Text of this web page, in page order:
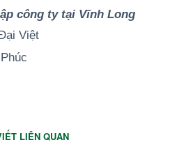
công ty tại Vĩnh Long
Việt
LIÊN QUAN